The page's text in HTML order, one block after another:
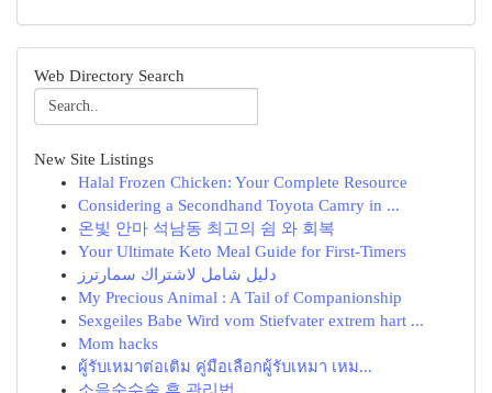
Web Directory Search
New Site Listings
Halal Frozen Chicken: Your Complete Resource
Considering a Secondhand Toyota Camry in ...
온빛 안마 석남동 최고의 쉼 와 회복
Your Ultimate Keto Meal Guide for First-Timers
دليل شامل لاشتراك سمارترز
My Precious Animal : A Tail of Companionship
Sexgeiles Babe Wird vom Stiefvater extrem hart ...
Mom hacks
ผู้รับเหมาต่อเติม คู่มือเลือกผู้รับเหมา เหม...